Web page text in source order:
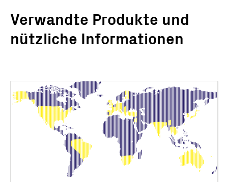
Verwandte Produkte und
nützliche Informationen